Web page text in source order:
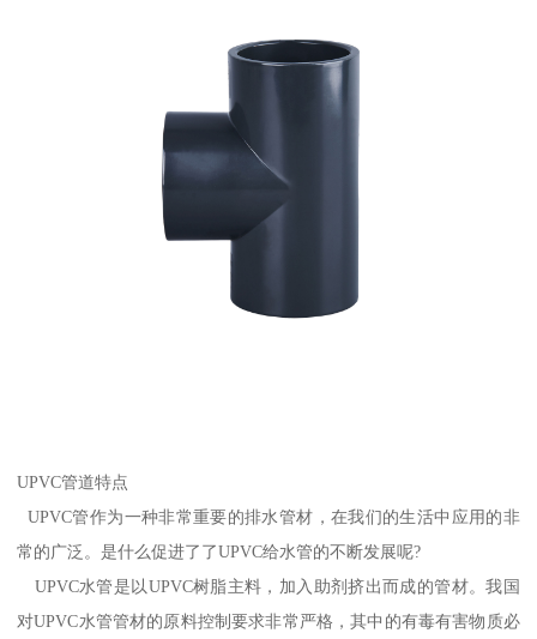
UPVC管道特点
UPVC管作为一种非常重要的排水管材，在我们的生活中应用的非
常的广泛。是什么促进了了UPVC给水管的不断发展呢?
UPVC水管是以UPVC树脂主料，加入助剂挤出而成的管材。我国
对UPVC水管管材的原料控制要求非常严格，其中的有毒有害物质必